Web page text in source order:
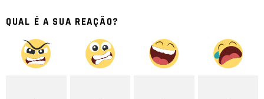
QUAL É A SUA REAÇÃO?